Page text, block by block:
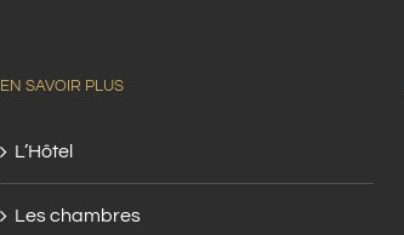
EN SAVOIR PLUS
L’Hôtel
Les chambres